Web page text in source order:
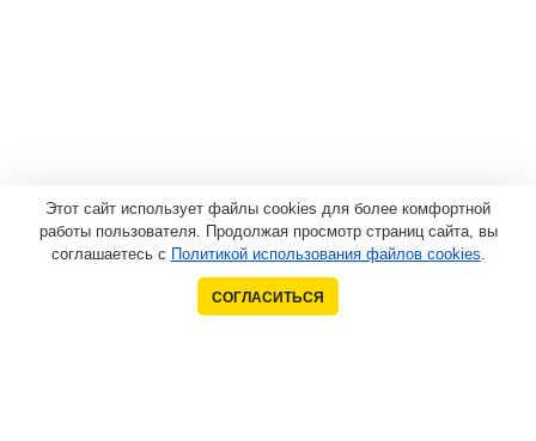
Этот сайт использует файлы cookies для более комфортной
работы пользователя. Продолжая просмотр страниц сайта, вы
соглашаетесь с Политикой использования файлов cookies.
СОГЛАСИТЬСЯ